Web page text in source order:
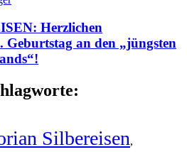
Herzlichen
Geburtstag an den „jüngsten
Silbereisen,